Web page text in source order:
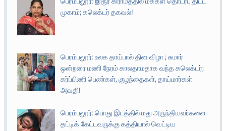
முகாம்; கலெக்டர் தகவல்!
பெரம்பலூர்: உலக தாய்பால் தின விழா ; சுமார்
ஒன்றரை மணி நேரம் காலதாமதாக வந்த கலெக்டர்;
கர்ப்பிணி பெண்கள், குழந்தைகள், தாய்மார்கள்
அவதி!
பெரம்பலூர்: பொது இடத்தில் மது அருந்தியவர்களை
தட்டிக் கேட்டவருக்கு கத்தியால் வெட்டிய